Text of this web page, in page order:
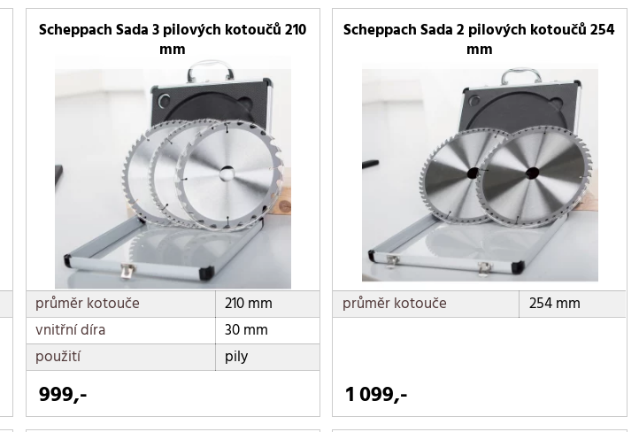
Scheppach Sada 3 pilových kotoučů 210
mm
průměr kotouče
210 mm
vnitřní díra
30 mm
použití
pily
999,-
Scheppach Sada 2 pilových kotoučů 254
mm
průměr kotouče 254 mm
1 099,-